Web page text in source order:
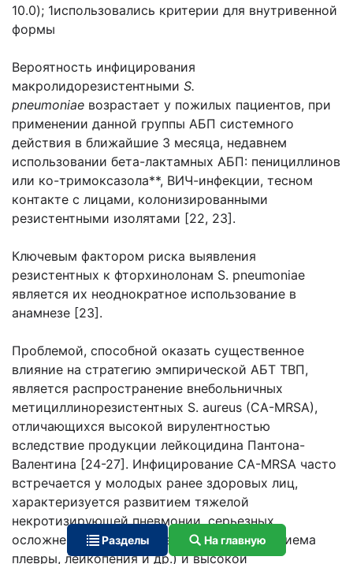
10.0); 1использовались критерии для внутривенной
формы
Вероятность инфицирования
макролидорезистентными S.
pneumoniae возрастает у пожилых пациентов, при
применении данной группы АБП системного
действия в ближайшие 3 месяца, недавнем
использовании бета-лактамных АБП: пенициллинов
или ко-тримоксазола**, ВИЧ-инфекции, тесном
контакте с лицами, колонизированными
резистентными изолятами [22, 23].
Ключевым фактором риска выявления
резистентных к фторхинолонам S. pneumoniae
является их неоднократное использование в
анамнезе [23].
Проблемой, способной оказать существенное
влияние на стратегию эмпирической АБТ ТВП,
является распространение внебольничных
метициллинорезистентных S. aureus (CA-MRSA),
отличающихся высокой вирулентностью
вследствие продукции лейкоцидина Пантона-
Валентина [24-27]. Инфицирование CA-MRSA часто
встречается у молодых ранее здоровых лиц,
характеризуется развитием тяжелой
некротизирующей пневмонии, серьезных
осложнений (пневмоторакс, абсцессы, эмпиема
плевры, лейкопения и др.) и высокой
Разделы На главную